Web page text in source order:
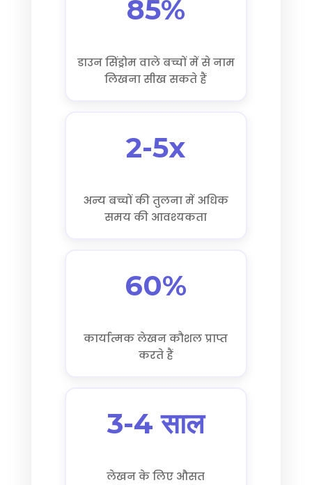
85%
डाउन सिंड्रोम वाले बच्चों में से नाम
लिखना सीख सकते हैं
2-5x
अन्य बच्चों की तुलना में अधिक
समय की आवश्यकता
60%
कार्यात्मक लेखन कौशल प्राप्त
करते हैं
3-4 साल
लेखन के लिए औसत